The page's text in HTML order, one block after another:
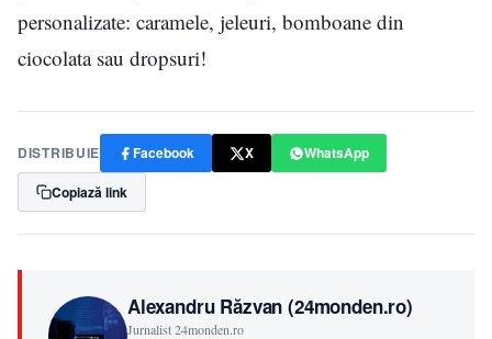
personalizate: caramele, jeleuri, bomboane din
ciocolata sau dropsuri!
DISTRIBUIE Facebook X
WhatsApp
Copiază link
Alexandru Răzvan (24monden.ro)
Jurnalist 24monden.ro